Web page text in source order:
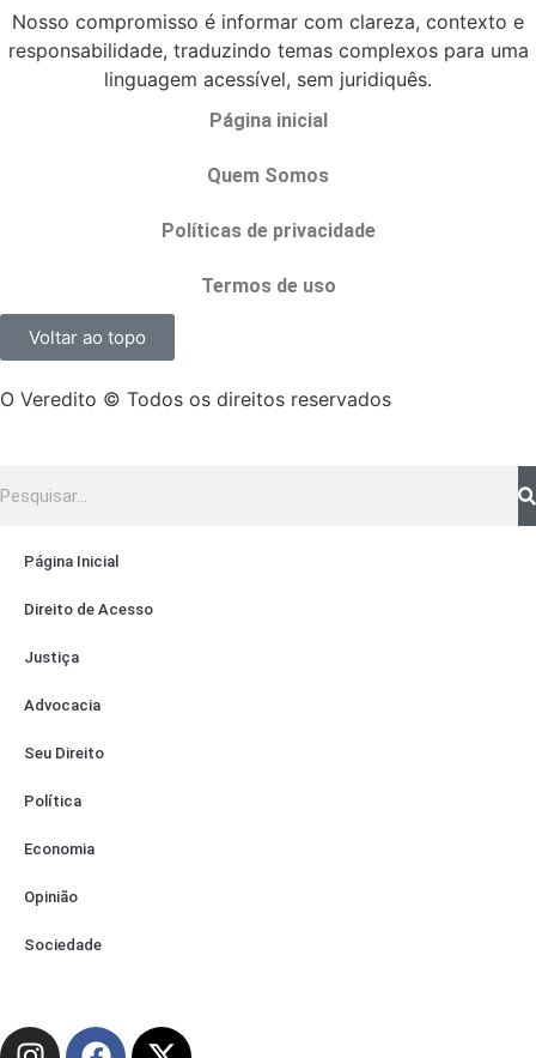
Nosso compromisso é informar com clareza, contexto e
responsabilidade, traduzindo temas complexos para uma
linguagem acessível, sem juridiquês.
Página inicial
Quem Somos
Políticas de privacidade
Termos de uso
Voltar ao topo
O Veredito © Todos os direitos reservados
Página Inicial
Direito de Acesso
Justiça
Advocacia
Seu Direito
Política
Economia
Opinião
Sociedade